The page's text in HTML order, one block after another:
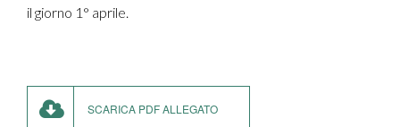
il giorno 1° aprile.
SCARICA PDF ALLEGATO